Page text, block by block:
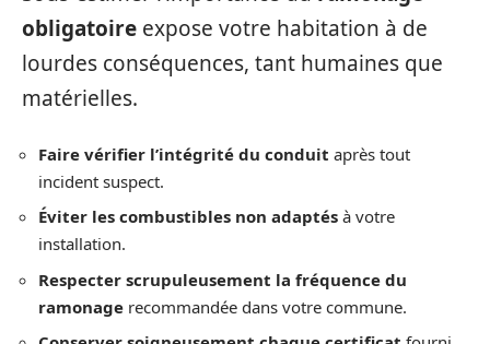
obligatoire expose votre habitation à de
lourdes conséquences, tant humaines que
matérielles.
Faire vérifier l’intégrité du conduit après tout
incident suspect.
Éviter les combustibles non adaptés à votre
installation.
Respecter scrupuleusement la fréquence du
ramonage recommandée dans votre commune.